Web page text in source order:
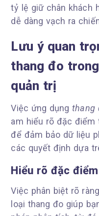
tỷ lệ giữ chân khách
dễ dàng vạch ra
Lưu ý quan
thang đo
quản trị
Việc ứng dụngthang
am hiểu rõ đặc điểm
để đảm bảo dữ liệu
các quyết định dựa
Hiểu rõ đặc
Việc phân biệt rõ
loại thang đo giúp